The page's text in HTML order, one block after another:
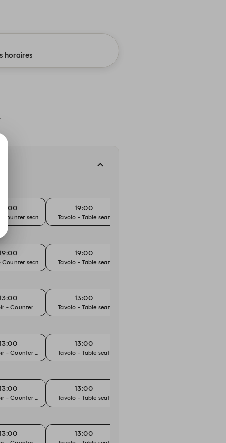
horaires
19:00
Counter seat
19:00
Tavolo - Table seat
Counter seat
19:00
Tavolo - Table seat
- Counter seat
13:00
Tavolo - Table seat
- Counter seat
13:00
Tavolo - Table seat
- Counter seat
13:00
Tavolo - Table seat
13:00